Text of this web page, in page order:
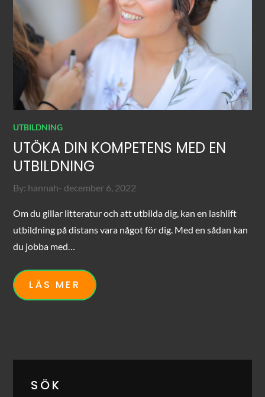
UTBILDNING
UTÖKA DIN KOMPETENS MED EN
UTBILDNING
By: hannah Posted
december 6, 2022
Om du gillar litteratur och att utbilda dig, kan en lashlift
utbildning på distans vara något för dig. Med en sådan kan
du jobba med…
LÄS MER
SÖK